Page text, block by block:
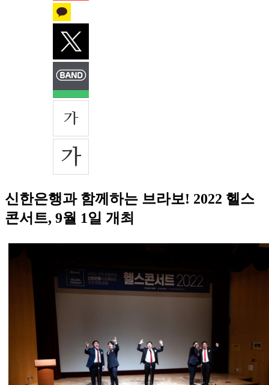
신한은행과 함께하는 브라보! 2022 헬스
콘서트, 9월 1일 개최